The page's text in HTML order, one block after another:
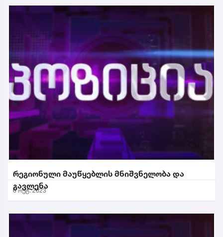
რეგიონული მაუწყებლის მნიშვნელობა და
გავლენა
6 ოქტ. 2023